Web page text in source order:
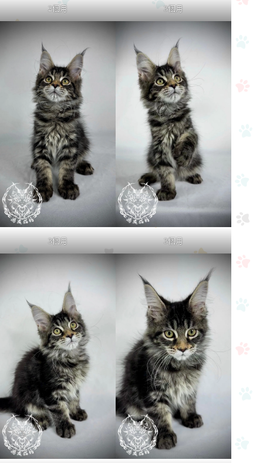
2個月 3個月
3個月 3個月